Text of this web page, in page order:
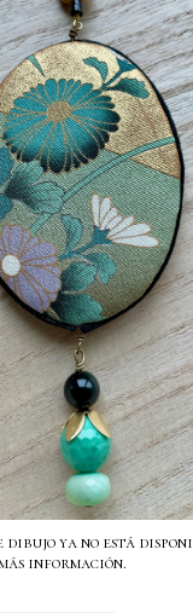
dibujo ya no está
información.